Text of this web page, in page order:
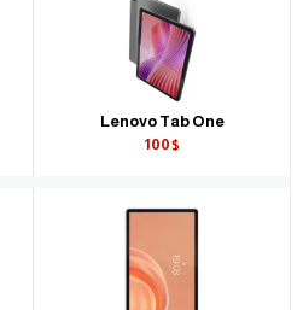
Lenovo Tab One
100$